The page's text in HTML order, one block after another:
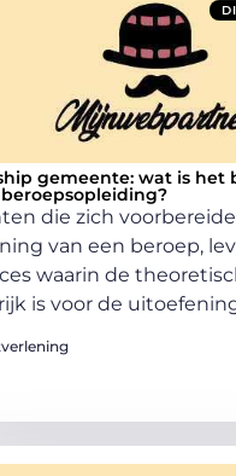
gemeente: wat is het
die zich
van een beroep,
waarin de
is voor de